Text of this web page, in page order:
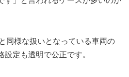
同様な扱いとなっている車両の
定も透明で公正です。